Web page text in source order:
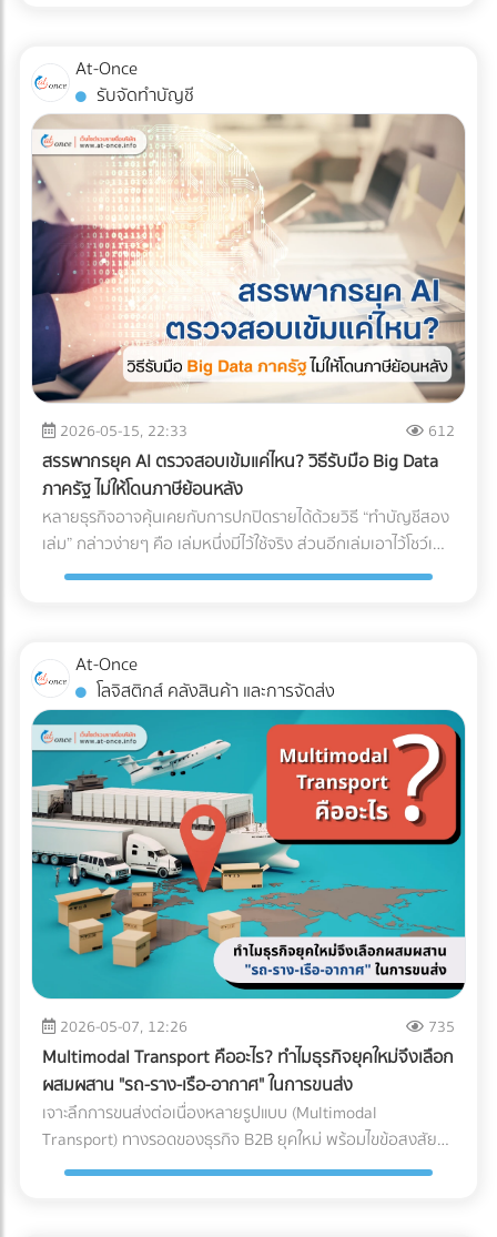
ส่วนอิเล็กทรอนิกส์ขนาดเล็ก, สินค้า E-Commerce, การย้าย
ออฟฟิศขนาดเล็ก, หรือการกระจายสินค้าเข้าสู่ตัวเมืองที่ซอย
แคบ 2. รถบรรทุก 6 ล้อ (ตู้ทึบ / คอก) รถระดับกลางที่เป็น "เดอะ
แบก" ของธุรกิจ SME รองรับน้ำหนักได้ประมาณ 5-7 ตัน ความ
ยาวกระบะมีตั้งแต่ 5-7 เมตร สามารถจัดเรียงสินค้าบนพาเลท
(Pallet) แล้วใช้โฟล์คลิฟต์ยกขึ้นได้อย่างเป็นระบบ ✅ สินค้าที่ตอบ
โจทย์: วัสดุก่อสร้างขนาดกลาง, เครื่องใช้ไฟฟ้าขนาดใหญ่, ยาง
รถยนต์, สินค้าเกษตรแปรรูป, หรือการขนย้ายเครื่องจักรโรงงาน
ขนาดกลาง 3. รถบรรทุก 10 ล้อ พี่ใหญ่แห่งวงการโลจิสติกส์ทาง
บก โครงสร้างแชสซี (Chassis) แข็งแกร่ง บรรทุกน้ำหนักได้สูงสุด
ถึง 15 ตัน (ตามกฎหมายกำหนด) วิ่งทำความเร็วทางไกลข้าม
จังหวัดได้ดีเยี่ยม ✅ สินค้าที่ตอบโจทย์: สินค้าเกษตรกรรมล็อต
ใหญ่ (ข้าวสาร, น้ำตาล), วัสดุก่อสร้างหนัก (เหล็กเส้น,
ปูนซีเมนต์), สินค้าอุตสาหกรรมหนัก, และเครื่องจักรขนาดใหญ่ 4.
รถบรรทุกควบคุมอุณหภูมิ (Cold Chain Truck) รถที่ออกแบบมา
พิเศษพร้อมเครื่องทำความเย็น สามารถปรับอุณหภูมิได้ตั้งแต่
โหมดแช่เย็น (Chilled) ไปจนถึงแช่แข็ง (Frozen) เพื่อรักษาความ
สดใหม่และคุณภาพของสินค้าตลอดเส้นทาง ✅ สินค้าที่ตอบ
โจทย์: อาหารทะเล, เนื้อสัตว์สด, ผักผลไม้ส่งออก, ยารักษาโรค,
วัคซีน, และเครื่องสำอางบางชนิดที่ไวต่อความร้อน 5. รถหัวลาก
พ่วงแบบเรียบ (Flatbed) ทนทานต่อการบรรทุกของที่หนักมาก
และยาวเป็นพิเศษ ✅ สินค้าที่ตอบโจทย์: สินค้านำเข้า-ส่งออกที่
บรรจุในตู้คอนเทนเนอร์ (ไปรับ/ส่งที่ท่าเรือหรือท่าอากาศยาน),
ท่อเหล็กขนาดใหญ่, โครงสร้างเหล็กสะพาน, หรือรถยนต์ 3 เช็
กลิสต์ฉบับย่อ: ถามตัวเองก่อนตัดสินใจจ้างรถขนส่งเหมาคัน
สินค้าคืออะไร มีน้ำหนักและปริมาตร (คิว) เท่าไหร่? (เพื่อเลือกรถที่
รับน้ำหนักได้พอดี ไม่เหลือพื้นที่ว่างให้เสียเงินฟรี) จุดขึ้น-ลง
สินค้า มีข้อจำกัดไหม? (เช่น ซอยแคบ รถ 6 ล้อเข้าไม่ได้ หรือมี
เครื่องโฟล์คลิฟต์สำหรับโหลดของหรือไม่) ต้องการบริการเสริม
อะไรบ้าง? (เช่น ต้องการพนักงานยกของด้วย หรือต้องการ
ประกันภัยสินค้ามูลค่าสูงครอบคลุมเพิ่มเติม) สรุป การเลือก
ประเภทรถขนส่งให้ตรงกับงาน ไม่เพียงแต่ช่วยปกป้องสินค้าให้ถึง
มือลูกค้าอย่างปลอดภัย แต่ยังเป็นกลยุทธ์สำคัญที่ช่วยให้ฝ่ายจัด
ซื้อคุมงบประมาณ Logistics ได้อย่างมีประสิทธิภาพ กำลัง
วางแผนขนส่งสินค้าล็อตใหญ่อยู่ใช่ไหม? ไม่ต้องเสียเวลาโทรเช็
กราคาหลายที่ให้วุ่นวาย! ค้นหาและเปรียบเทียบ บริษัทขนส่ง
สินค้า, ผู้ให้บริการขนส่งเหมาคัน, และบริษัท Logistics ชั้นนำ ที่มี
รถพร้อมให้บริการทุกประเภท ผ่านการคัดกรองความน่าเชื่อถือ
แล้ว ได้ที่นี่
ของคุณทุกเดือน บทความนี้จะพาเจาะลึกรูปแบบ Layout คลัง
สินค้า 3 สไตล์ที่ได้รับความนิยมมากที่สุดในระดับสากล เพื่อให้คุณ
ตัดสินใจได้ว่า... รูปแบบไหนที่จะช่วยรีดประสิทธิภาพการทำงาน
และเหมาะกับธุรกิจของคุณที่สุด! ทำไมการออกแบบ Layout คลัง
สินค้าถึงเป็นเรื่อง "ชี้เป็นชี้ตาย" ? ก่อนจะไปดูรูปแบบ เราต้อง
เข้าใจก่อนว่าเป้าหมายของการจัด Layout ที่ดีคือการสร้าง
Workflow ที่ลื่นไหลที่สุด ตั้งแต่ของมาส่ง (Receiving) ไปจนถึง
ของออกจากคลัง (Shipping) การออกแบบที่ดีจะช่วยคุณแก้
ปัญหาเหล่านี้: ลดคอขวด (Bottleneck): รถโฟล์คลิฟต์และ
พนักงานไม่ต้องรอคิว หรือวิ่งสวนทางกันในทางเดินแคบๆ เพิ่ม
ความรวดเร็วในการเบิกจ่าย (Picking Speed): สินค้าขายดีอยู่
ใกล้ สินค้าเคลื่อนไหวช้าอยู่ไกล ช่วยลดระยะเวลาการเดินหาของ
เพิ่มความปลอดภัย: ลดอุบัติเหตุระหว่างเครื่องจักรและมนุษย์
เจาะลึก 3 รูปแบบ Layout คลังสินค้ายอดฮิต การเลือกรูปแบบผัง
คลังสินค้า จะขึ้นอยู่กับรูปทรงของอาคาร ลักษณะสินค้า และ
กระแสการไหลของงาน (Flow) เป็นหลัก ดังนี้ครับ: 1. รูปแบบตัว
U (U-Shaped Layout) นี่คือรูปแบบที่ได้รับความนิยม "สูงที่สุด"
ในวงการโลจิสติกส์ จุดเด่นคือจุดรับสินค้าเข้า (Receiving) และจุด
จ่ายสินค้าออก (Shipping) จะอยู่ฝั่งเดียวกันของอาคาร โดย
กระแสการทำงานจะไหลเป็นรูปตัว U ตั้งแต่การรับของ เก็บเข้าชั้น
สามารถโยกย้ายไปช่วยงานทั้งฝั่งรับและฝั่งจ่ายได้ง่าย (Cross-
docking ทำได้สะดวก) ข้อควรระวัง: อาจเกิดความแออัดบริเวณ
ประตูเข้า-ออก หากมีการรับและส่งสินค้าพร้อมกันในปริมาณ
มากๆ เหมาะกับใคร?: ธุรกิจ SME, ธุรกิจที่มีพื้นที่อาคารจำกัด,
คลังสินค้าที่เน้นการกระจายสินค้าทั่วไป (FMCG) 2. รูปแบบตัว I
(I-Shaped / Through Layout) รูปแบบนี้คือการเดินทางเป็น
"เส้นตรง" จุดรับสินค้าจะอยู่หัวอาคาร และจุดจ่ายสินค้าจะอยู่ท้าย
อาคารฝั่งตรงข้ามกัน สินค้าจะไหลไปในทิศทางเดียวแบบไม่มีการ
ย้อนกลับ ข้อดี: ลดความสับสนและการวิ่งสวนทางกันได้อย่าง
เด็ดขาด กระบวนการทำงานไหลลื่นมาก (Straight-line flow) ลด
อุบัติเหตุบริเวณคอขวด ข้อควรระวัง: ต้องใช้อาคารที่มีความยาว
มาก และต้องใช้พื้นที่ภายนอก (ลานจอดรถ) ทั้ง 2 ฝั่งของอาคาร
ทำให้สิ้นเปลืองพื้นที่โดยรอบ เหมาะกับใคร?: โรงงานอุตสาหกรรม
ขนาดใหญ่, ธุรกิจที่มีปริมาณการเข้า-ออกของสินค้ามหาศาล
(High-volume), หรือสินค้าที่มีน้ำหนักมาก/ชิ้นใหญ่ที่เคลื่อนย้าย
ยาก 3. รูปแบบตัว L (L-Shaped Layout) ผังคลังสินค้าแบบตัว
L จะคล้ายกับตัว I แต่จุดรับสินค้าและจุดจ่ายสินค้าจะตั้งฉากกันที่
มุม 90 องศา (อยู่คนละด้านของผนังอาคาร) มักเกิดขึ้นจากข้อ
จำกัดของรูปทรงอาคาร หรือพื้นที่ที่ดิน ข้อดี: แยกพื้นที่รับและส่ง
สินค้าออกจากกันอย่างชัดเจน ลดความแออัดบริเวณประตูได้ดี
At-Once
รับจัดทำบัญชี
2026-05-15, 22:33 612
สรรพากรยุค AI ตรวจสอบเข้มแค่ไหน? วิธีรับมือ Big Data
ภาครัฐ ไม่ให้โดนภาษีย้อนหลัง
หลายธุรกิจอาจคุ้นเคยกับการปกปิดรายได้ด้วยวิธี “ทำบัญชีสอง
เล่ม” กล่าวง่ายๆ คือ เล่มหนึ่งมีไว้ใช้จริง ส่วนอีกเล่มเอาไว้โชว์เพื่อ
เลี่ยงการเสียภาษี แต่ปัจจุบันวิธีนี้ทำได้ยากขึ้นมากในยุคที่กรม
อีกต่อไป เพราะระบบไม่ได้ดูแค่สิ่งที่คุณยื่น แต่ดู "สิ่งที่คนอื่นยื่น
เกี่ยวกับคุณด้วย" คำถามสำคัญคือ... ธุรกิจของคุณพร้อมรับมือ
กับการถูกตรวจสอบหรือยัง? ในวันที่ข้อมูลทางการเงินทุกเส้น
ทางเชื่อมโยงถึงกัน 3 วิธีเตรียมพร้อมรับมือ ให้ธุรกิจปลอดภัย
จาก "ภาษีย้อนหลัง" นี่คือ 3 ตัววิธีปรับตัวสำคัญ ที่เจ้าของธุรกิจ
ต้องเริ่มทำตั้งแต่วันนี้ เพื่อสร้างภูมิคุ้มกันให้บริษัทปลอดภัยจาก
ฝันร้ายเรื่องภาษีย้อนหลัง: 1. บังคับใช้ "บัญชีเล่มเดียว" (Single
Account) อย่างเคร่งครัด หมดยุคของการทำ "บัญชีเล่มหนึ่งยื่น
สรรพากร บัญชีเล่มสองเก็บไว้ดูเอง" แล้ว เพราะข้อมูลเงินสดที่
เข้าบัญชีธนาคาร ข้อมูลค่าน้ำค่าไฟ หรือข้อมูลการนำเข้าสินค้า
ถูกเชื่อมโยงถึงกันหมด การจงใจทำรายได้ให้ต่ำกว่าความเป็นจริง
จะทำให้ตัวเลขในงบการเงินขัดแย้งกันเองจนกลายเป็นเป้าหมาย
หลักของ AI ทันที วิธีแก้: ลงบันทึกรายได้และค่าใช้จ่ายทุกรายการ
ตามความเป็นจริง นอกจากจะปลอดภัยจากสรรพากรแล้ว งบ
การเงินที่สะท้อนกำไรที่แท้จริง ยังช่วยให้ธุรกิจกู้ขอสินเชื่อกับ
ธนาคาร หรือดึงดูดนักลงทุนได้ง่ายขึ้นด้วย 2. ปรับตัวเข้าสู่ระบบ
Digital Tax แบบเต็มรูปแบบ ความผิดพลาดเล็กๆ น้อยๆ จาก
การทำงานของคน (Human Error) เช่น พิมพ์ตัวเลขใบกำกับ
ภาษีผิด หรือหัก ณ ที่จ่ายไม่ครบ ถือเป็นหนึ่งในสาเหตุหลักที่ทำให้
โดนเรียกตรวจสอบ วิธีแก้: เปลี่ยนจากการใช้กระดาษ มาใช้ระบบ
At-Once
โลจิสติกส์ คลังสินค้า และการจัดส่ง
2026-05-07, 12:26 735
Multimodal Transport คืออะไร? ทำไมธุรกิจยุคใหม่จึงเลือก
ผสมผสาน "รถ-ราง-เรือ-อากาศ" ในการขนส่ง
เจาะลึกการขนส่งต่อเนื่องหลายรูปแบบ (Multimodal
Transport) ทางรอดของธุรกิจ B2B ยุคใหม่ พร้อมไขข้อสงสัยว่า
ใครคือ "เจ้าภาพ" ตัวจริงที่ช่วยคุมต้นทุนและเวลา ค้นหาพาร์ท